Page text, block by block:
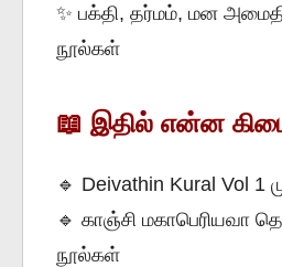
✨ பக்தி, தர்மம், மன
நூல்கள்
📖 இதில் என்ன
🔹 Deivathin Kural Vol 1
🔹 காஞ்சி மகாபெரியவா
நூல்கள்